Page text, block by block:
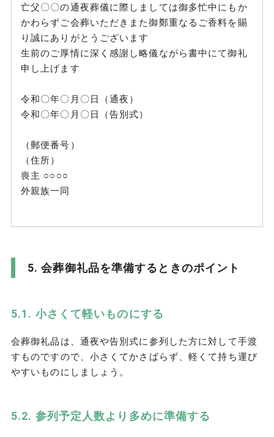
亡父〇〇の通夜葬儀に際しましては御多忙中にもか
かわらずご会葬いただきまた御鄭重なるご香料を賜
り誠にありがとうございます
生前のご厚情に深く感謝し略儀ながら書中にて御礼
申し上げます
令和〇年〇月〇日（通夜）
令和〇年〇月〇日（告別式）
（郵便番号）
（住所）
喪主 ○○○○
外親族一同
会葬御礼品を準備するときのポイント
小さくて軽いものにする
会葬御礼品は、通夜や告別式に参列した方に対して手渡
すものですので、小さくてかさばらず、軽くて持ち運び
やすいものにしましょう。
参列予定人数より多めに準備する